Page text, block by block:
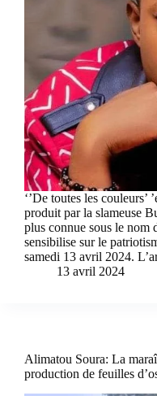
‘’De toutes les couleurs’
produit par la slameuse
plus connue sous le nom
sensibilise sur le
samedi 13 avril 2024.
13 avril 2024
Alimatou Soura: La
production de feuilles